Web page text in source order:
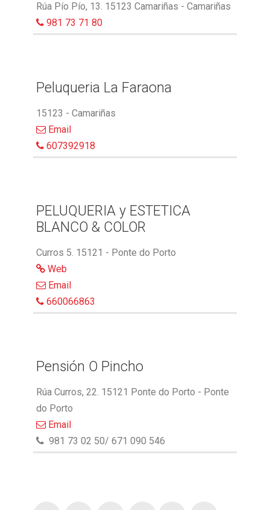
Rúa Pío Pío, 13. 15123 Camariñas - Camariñas
981 73 71 80
Peluqueria La Faraona
15123 - Camariñas
Email
607392918
PELUQUERIA y ESTETICA
BLANCO & COLOR
Curros 5. 15121 - Ponte do Porto
Web
Email
660066863
Pensión O Pincho
Rúa Curros, 22. 15121 Ponte do Porto - Ponte
do Porto
Email
981 73 02 50/ 671 090 546